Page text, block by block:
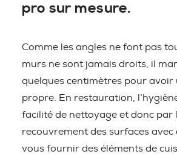
pro sur mesure.
Comme les angles ne font pas
murs ne sont jamais droits, il
quelques centimètres pour avoir
propre. En restauration,
facilité de nettoyage et donc par
recouvrement des surfaces avec
vous fournir des éléments de